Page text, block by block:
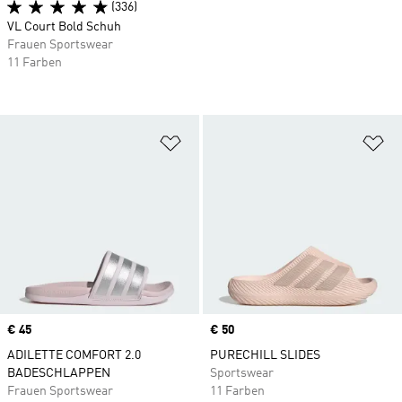
Price
€ 45
ADILETTE COMFORT 2.0
BADESCHLAPPEN
Frauen Sportswear
Price
€ 50
PURECHILL SLIDES
Sportswear
11 Farben
(336)
VL Court Bold Schuh
Frauen Sportswear
11 Farben